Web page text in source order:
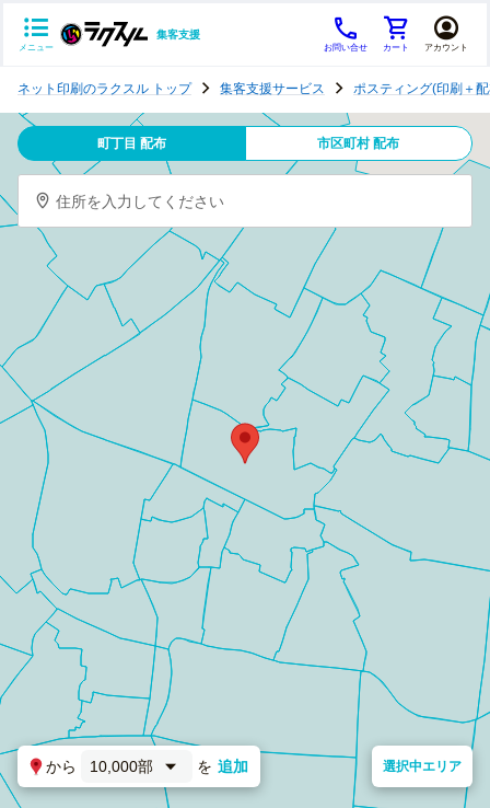
メニュー
集客支援
お問い合せ カート アカウント
テ
ン
グ
ネット印刷のラクスル トップ 集客支援サービス ポスティング(印刷＋
町丁目 配布 市区町村 配布
住所を入力してください
から 10,000部 を 追加 選択中エリア